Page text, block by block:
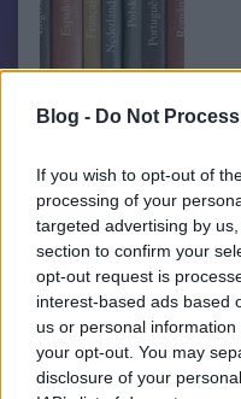
Blog - Do Not
If you wish to opt-out of
processing of your
targeted advertising by
section to confirm your
opt-out request is
interest-based ads based
us or personal
your opt-out. You may
disclosure of your
Eltörölné a kormány a
úgynevezett nulladik
felsőoktatásba való
nyelvoktatási…..
azAttis 2011.07.29 14:59:11
A nyelvi előkészítő
megszüntetni. Úgy van
aggyal "kapják el" vele a
Az egy hazugság, hogy